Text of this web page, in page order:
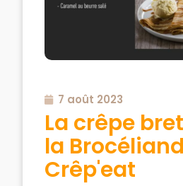
7 août 2023
La crêpe
la
Crêp'eat